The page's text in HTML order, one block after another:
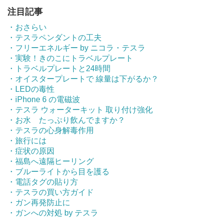
注目記事
・おさらい
・テスラペンダントの工夫
・フリーエネルギー by ニコラ・テスラ
・実験！きのこにトラベルプレート
・トラベルプレートと24時間
・オイスタープレートで 線量は下がるか？
・LEDの毒性
・iPhone 6 の電磁波
・テスラ ウォーターキット 取り付け強化
・お水 たっぷり飲んでますか？
・テスラの心身解毒作用
・旅行には
・症状の原因
・福島へ遠隔ヒーリング
・ブルーライトから目を護る
・電話タグの貼り方
・テスラの買い方ガイド
・ガン再発防止に
・ガンへの対処 by テスラ